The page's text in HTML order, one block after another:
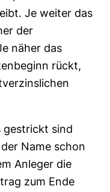
Je weiter das
der
näher das
rückt,
gestrickt sind
Name schon
Anleger die
zum Ende